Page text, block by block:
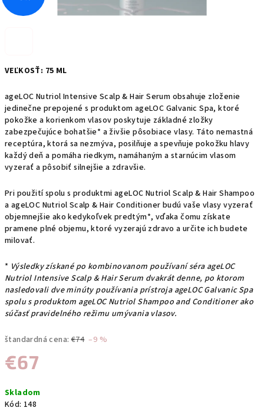
VEĽKOSŤ: 75 ML
ageLOC Nutriol Intensive Scalp & Hair Serum obsahuje zloženie
jedinečne prepojené s produktom ageLOC Galvanic Spa, ktoré
pokožke a korienkom vlasov poskytuje základné zložky
zabezpečujúce bohatšie* a živšie pôsobiace vlasy. Táto nemastná
receptúra, ktorá sa nezmýva, posilňuje a spevňuje pokožku hlavy
každý deň a pomáha riedkym, namáhaným a starnúcim vlasom
vyzerať a pôsobiť silnejšie a zdravšie.
Pri použití spolu s produktmi ageLOC Nutriol Scalp & Hair Shampoo
a ageLOC Nutriol Scalp & Hair Conditioner budú vaše vlasy vyzerať
objemnejšie ako kedykoľvek predtým*, vďaka čomu získate
pramene plné objemu, ktoré vyzerajú zdravo a určite ich budete
milovať.
* Výsledky získané po kombinovanom používaní séra ageLOC
Nutriol Intensive Scalp & Hair Serum dvakrát denne, po ktorom
nasledovali dve minúty používania prístroja ageLOC Galvanic Spa
spolu s produktom ageLOC Nutriol Shampoo and Conditioner ako
súčasť pravidelného režimu umývania vlasov.
štandardná cena: €74 –9 %
€67
cena:
Skladom
Kód: 148